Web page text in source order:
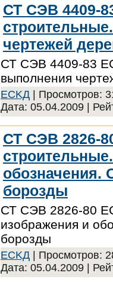
СТ СЭВ 4409-
чертежей
СТ СЭВ 4409-83
выполнения
ECKД | Просмотров:
Дата: 05.04.2009 |
СТ СЭВ 2826-
обозначения.
борозды
СТ СЭВ 2826-80
изображения и
борозды
ECKД | Просмотров:
Дата: 05.04.2009 |